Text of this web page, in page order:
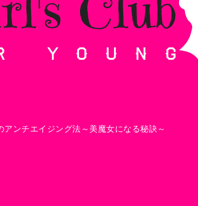
ンチエイジング法～美魔女になる秘訣～